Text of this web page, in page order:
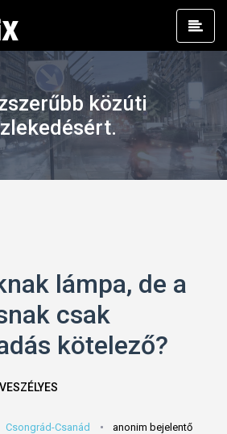
közúti
lámpa, de a
csak
kötelező?
VESZÉLYES
Csongrád-Csanád anonim bejelentő